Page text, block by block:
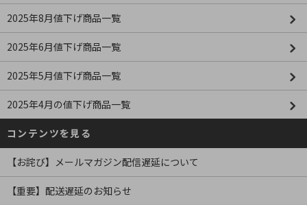
2025年8月値下げ商品一覧
2025年6月値下げ商品一覧
2025年5月値下げ商品一覧
2025年4月の値下げ商品一覧
コンテンツを見る
【お詫び】メールマガジン配信遅延について
【重要】配送遅延のお知らせ